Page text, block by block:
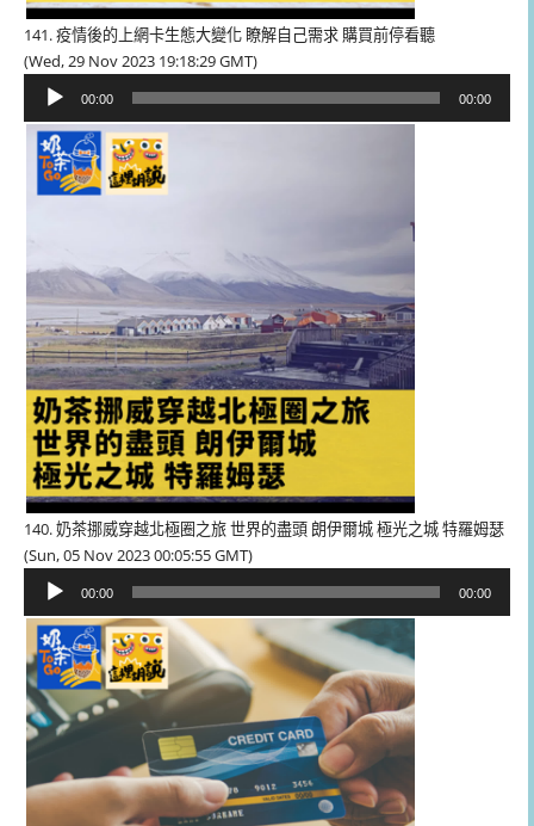
141. 疫情後的上網卡生態大變化 瞭解自己需求 購買前停看聽
(Wed, 29 Nov 2023 19:18:29 GMT)
播
器
00:00 00:00
140. 奶茶挪威穿越北極圈之旅 世界的盡頭 朗伊爾城 極光之城 特羅姆瑟
(Sun, 05 Nov 2023 00:05:55 GMT)
播
放
器
00:00 00:00